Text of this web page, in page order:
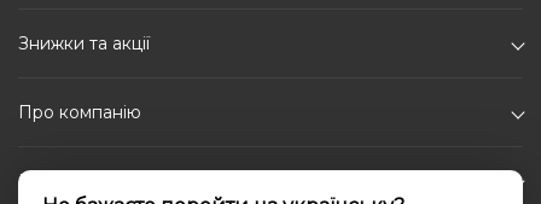
Знижки та акції
Про компанію
Каталог